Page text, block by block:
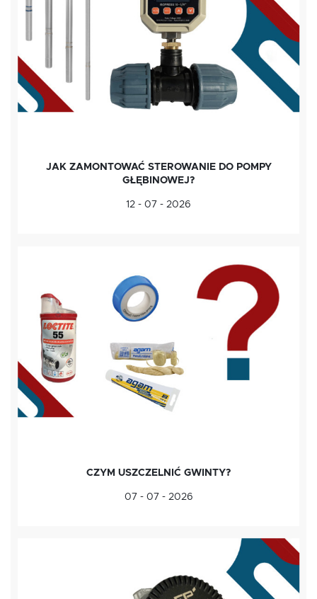
JAK ZAMONTOWAĆ STEROWANIE DO POMPY
GŁĘBINOWEJ?
12 - 07 - 2026
CZYM USZCZELNIĆ GWINTY?
07 - 07 - 2026